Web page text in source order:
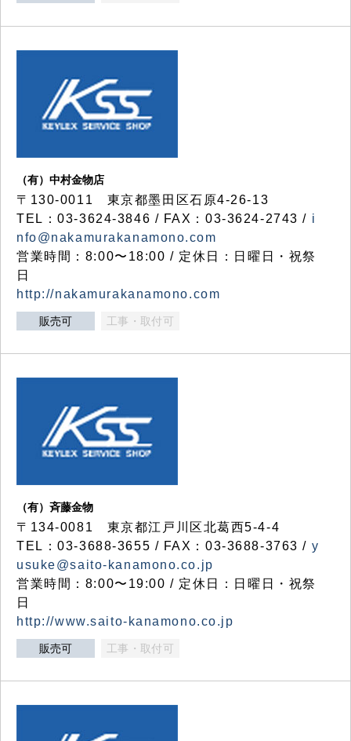
（有）中村金物店
〒130-0011 東京都墨田区石原4-26-13
TEL：03-3624-3846 / FAX：03-3624-2743 / i
nfo@nakamurakanamono.com
営業時間：8:00〜18:00 / 定休日：日曜日・祝祭
日
http://nakamurakanamono.com
販売可 工事・取付可
（有）斉藤金物
〒134-0081 東京都江戸川区北葛西5-4-4
TEL：03-3688-3655 / FAX：03-3688-3763 / y
usuke@saito-kanamono.co.jp
営業時間：8:00〜19:00 / 定休日：日曜日・祝祭
日
http://www.saito-kanamono.co.jp
販売可 工事・取付可